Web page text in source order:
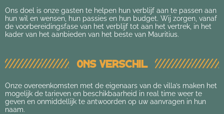
Ons doel is onze gasten te helpen hun verblijf aan te passen aan
hun wil en wensen, hun passies en hun budget. Wij zorgen, vanaf
de voorbereidingsfase van het verblijf tot aan het vertrek, in het
kader van het aanbieden van het beste van Mauritius.
Ons verschil
Onze overeenkomsten met de eigenaars van de villa’s maken het
mogelijk de tarieven en beschikbaarheid in real time weer te
geven en onmiddellijk te antwoorden op uw aanvragen in hun
naam.